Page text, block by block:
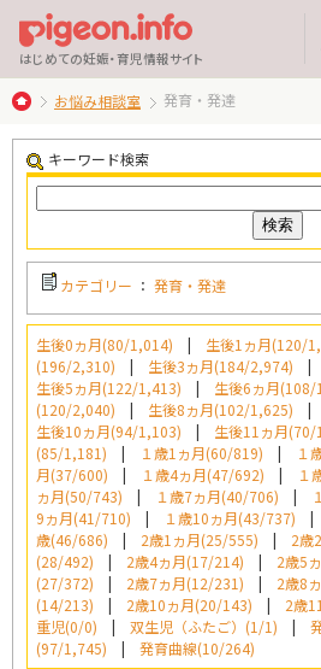
はじめての妊娠・育児情報サイト
お悩み相談室 発育・発達
キーワード検索
カテゴリー ： 発育・発達
生後0ヵ月(80/1,014) | 生後1ヵ月(120/
(196/2,310) | 生後3ヵ月(184/2,974) |
生後5ヵ月(122/1,413) | 生後6ヵ月(108/
(120/2,040) | 生後8ヵ月(102/1,625) |
生後10ヵ月(94/1,103) | 生後11ヵ月(70/
(85/1,181) | １歳1ヵ月(60/819) | １
月(37/600) | １歳4ヵ月(47/692) | １
ヵ月(50/743) | １歳7ヵ月(40/706) |
9ヵ月(41/710) | １歳10ヵ月(43/737) |
歳(46/686) | 2歳1ヵ月(25/555) | 2歳
(28/492) | 2歳4ヵ月(17/214) | 2歳5
(27/372) | 2歳7ヵ月(12/231) | 2歳8
(14/213) | 2歳10ヵ月(20/143) | 2歳
重児(0/0) | 双生児（ふたご）(1/1) |
(97/1,745) | 発育曲線(10/264)